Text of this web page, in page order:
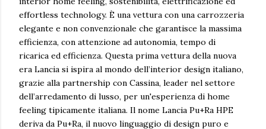
effortless technology. È una vettura con una carrozzeria
elegante e non convenzionale che garantisce la massima
efficienza, con attenzione ad autonomia, tempo di
ricarica ed efficienza. Questa prima vettura della nuova
era Lancia si ispira al mondo dell’interior design italiano,
grazie alla partnership con Cassina, leader nel settore
dell’arredamento di lusso, per un'esperienza di home
feeling tipicamente italiana. Il nome Lancia Pu+Ra HPE
deriva da Pu+Ra, il nuovo linguaggio di design puro e